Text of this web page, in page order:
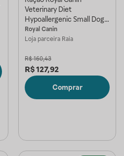
Veterinary Diet
Hypoallergenic Small Dog
para Cães Adultos de
Pequeno Porte 2,0Kg
Royal Canin
Loja parceira Raia
R$ 160,43
R$127,92
Comprar